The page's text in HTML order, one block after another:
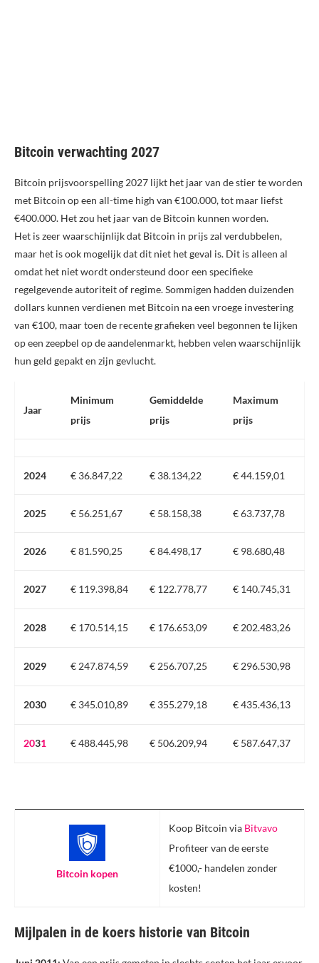
Bitcoin verwachting 2027
Bitcoin prijsvoorspelling 2027 lijkt het jaar van de stier te worden
met Bitcoin op een all-time high van €100.000, tot maar liefst
€400.000. Het zou het jaar van de Bitcoin kunnen worden.
Het is zeer waarschijnlijk dat Bitcoin in prijs zal verdubbelen,
maar het is ook mogelijk dat dit niet het geval is. Dit is alleen al
omdat het niet wordt ondersteund door een specifieke
regelgevende autoriteit of regime. Sommigen hadden duizenden
dollars kunnen verdienen met Bitcoin na een vroege investering
van €100, maar toen de recente grafieken veel begonnen te lijken
op een zeepbel op de aandelenmarkt, hebben velen waarschijnlijk
hun geld gepakt en zijn gevlucht.
Jaar
Minimum
prijs
Gemiddelde
prijs
Maximum
prijs
2024 € 36.847,22 € 38.134,22 € 44.159,01
2025 € 56.251,67 € 58.158,38 € 63.737,78
2026 € 81.590,25 € 84.498,17 € 98.680,48
2027 € 119.398,84 € 122.778,77 € 140.745,31
2028 € 170.514,15 € 176.653,09 € 202.483,26
2029 € 247.874,59 € 256.707,25 € 296.530,98
2030 € 345.010,89 € 355.279,18 € 435.436,13
2031 € 488.445,98 € 506.209,94 € 587.647,37
Bitcoin kopen
Koop Bitcoin via Bitvavo
Profiteer van de eerste
€1000,- handelen zonder
kosten!
Mijlpalen in de koers historie van Bitcoin